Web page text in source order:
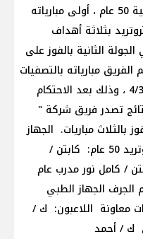
خاض فريق بتروتريد للكره الخماسية 50 عام ، أولى مبارياته
بثلاثة أهداف
الثانية بالفوز على
مبارياته بالتصفيات
بالفوز على فريق الاتصالات بنتيجة 4/3 ، وذلك بعد الاحتكام
تصدر فريق شركة "
بالثلاث مباريات. الجهاز
الفني والإداري لفريق خماسي بتروتريد 50 عام: كابتن /
/ كامل نور مدرب عام
الجهاز الطبي
اللاعبون: ك /
ك / أحمد